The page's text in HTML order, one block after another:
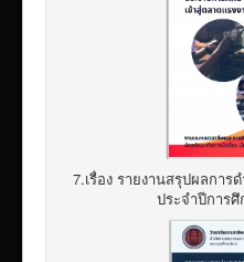
7.เรื่อง รายงานสรุปผลการ
ประจำปีการ